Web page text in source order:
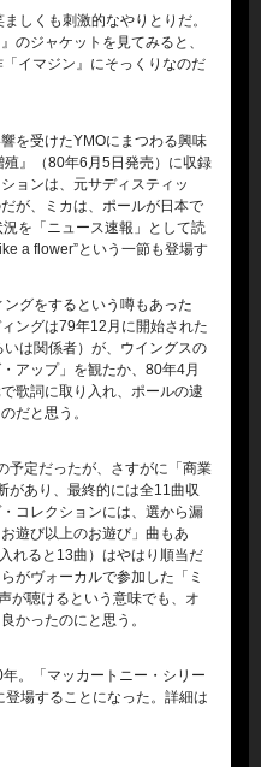
しくも刺激的なやりとりだ。
のジャケットを見てみると、
イマジン』にそっくりなのだ
を受けたYMOにまつわる興味
』（80年6月5日発売）に収録
ョンは、元サディスティッ
が、ミカは、ポールが日本で
を「ニュース速報」として読
a flower”という一節も登場す
グをするという噂もあった
ングは79年12月に開始された
は関係者）が、ウイングスの
アップ」を観たか、80年4月
歌詞に取り入れ、ポールの逮
だと思う。
予定だったが、さすがに「商業
があり、最終的には全11曲収
コレクションには、選から漏
遊び以上のお遊び」曲もあ
れると13曲）はやはり順当だ
がヴォーカルで参加した「ミ
が聴けるという意味でも、オ
かったのにと思う。
。「マッカートニー・シリー
場することになった。詳細は